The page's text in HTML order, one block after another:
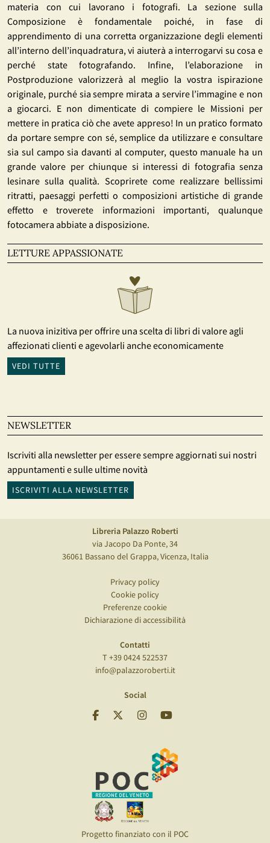
materia con cui lavorano i fotografi. La sezione sulla
Composizione è fondamentale poiché, in fase di
apprendimento di una corretta organizzazione degli elementi
all’interno dell’inquadratura, vi aiuterà a interrogarvi su cosa e
perché state fotografando. Infine, l’elaborazione in
Postproduzione valorizzerà al meglio la vostra ispirazione
originale, purché sia sempre mirata a servire l’immagine e non
a giocarci. E non dimenticate di compiere le Missioni per
mettere in pratica ciò che avete appreso! In un pratico formato
da portare sempre con sé, semplice da utilizzare e consultare
sia sul campo sia davanti al computer, questo manuale ha un
grande valore per chiunque si interessi di fotografia senza
lesinare sulla qualità. Scoprirete come realizzare bellissimi
ritratti, paesaggi perfetti o composizioni artistiche di grande
effetto e troverete informazioni importanti, qualunque
fotocamera abbiate a disposizione.
LETTURE APPASSIONATE
La nuova inizitiva per offrire una scelta di libri di valore agli
affezionati clienti e agevolarli anche economicamente
VEDI TUTTE
NEWSLETTER
Iscriviti alla newsletter per essere sempre aggiornati sui nostri
appuntamenti e sulle ultime novità
ISCRIVITI ALLA NEWSLETTER
Libreria Palazzo Roberti
via Jacopo Da Ponte, 34
36061 Bassano del Grappa, Vicenza, Italia
Privacy policy
Cookie policy
Preferenze cookie
Dichiarazione di accessibilità
Contatti
T +39 0424 522537
info@palazzoroberti.it
Social
Progetto finanziato con il POC